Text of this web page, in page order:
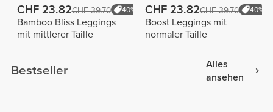
CHF 23.82CHF 39.70 40%
Bamboo Bliss Leggings
mit mittlerer Taille
CHF 23.82CHF 39.70 40%
Boost Leggings mit
normaler Taille
Bestseller
Alles
ansehen